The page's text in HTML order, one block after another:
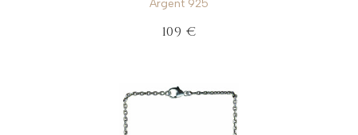
Argent 925
109 €